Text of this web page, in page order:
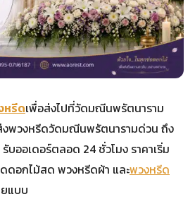
หรีดเพื่อส่งไปที่วัดมณีนพรัตนาราม
งพวงหรีดวัดมณีนพรัตนารามด่วน ถึง
บออเดอร์ตลอด 24 ชั่วโมง ราคาเริ่ม
ดอกไม้สด พวงหรีดผ้า และพวงหรีด
แบบ